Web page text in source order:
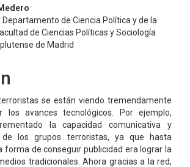
de Ciencia Política y de la
de Ciencias Políticas y Sociología
de Madrid
se están viendo tremendamente
los avances tecnológicos. Por ejemplo,
la capacidad comunicativa y
de los grupos terroristas, ya que hasta
forma de conseguir publicidad era lograr la
tradicionales. Ahora gracias a la red,